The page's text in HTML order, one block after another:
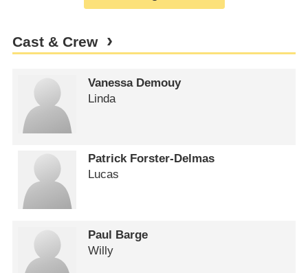
Cast & Crew
Vanessa Demouy
Linda
Patrick Forster-Delmas
Lucas
Paul Barge
Willy